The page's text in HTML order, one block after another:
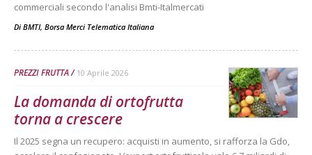
commerciali secondo l'analisi Bmti-Italmercati
Di BMTI, Borsa Merci Telematica Italiana
PREZZI FRUTTA 10 Aprile 2026
La domanda di ortofrutta
torna a crescere
Il 2025 segna un recupero: acquisti in aumento, si rafforza la Gdo,